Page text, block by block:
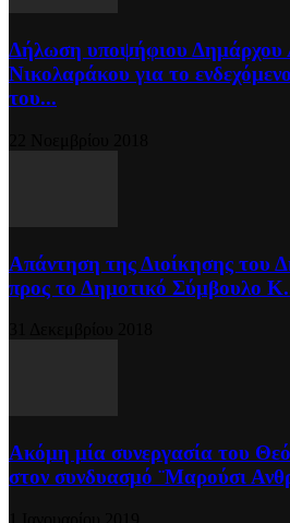
Δήλωση υποψήφιου Δημάρχου
Νικολαράκου για το
του...
Απάντηση της Διοίκησης του
προς το Δημοτικό Σύμβουλο
Ακόμη μία συνεργασία του
στον συνδυασμό ¨Μαρούσι